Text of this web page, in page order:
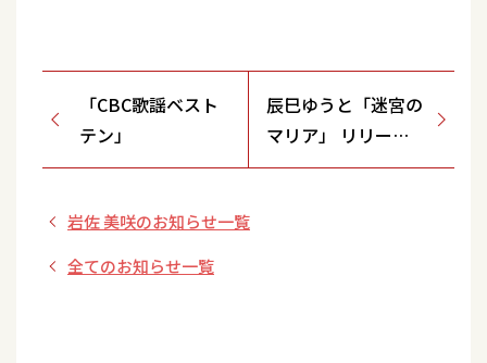
「CBC歌謡ベスト
テン」
辰巳ゆうと「迷宮の
マリア」 リリース
イベント【9/5(木)
岩佐 美咲のお知らせ一覧
全てのお知らせ一覧